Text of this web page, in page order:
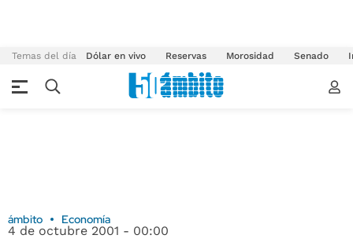
Temas del día Dólar en vivo Reservas Morosidad Senado
ámbito Economía
4 de octubre 2001 - 00:00